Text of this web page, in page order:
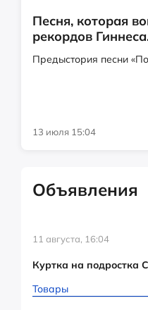
Песня, которая
рекордов
Предыстория песни
13 июля 15:04
Объявления
11 августа, 16:04
Куртка на подростка
Товары